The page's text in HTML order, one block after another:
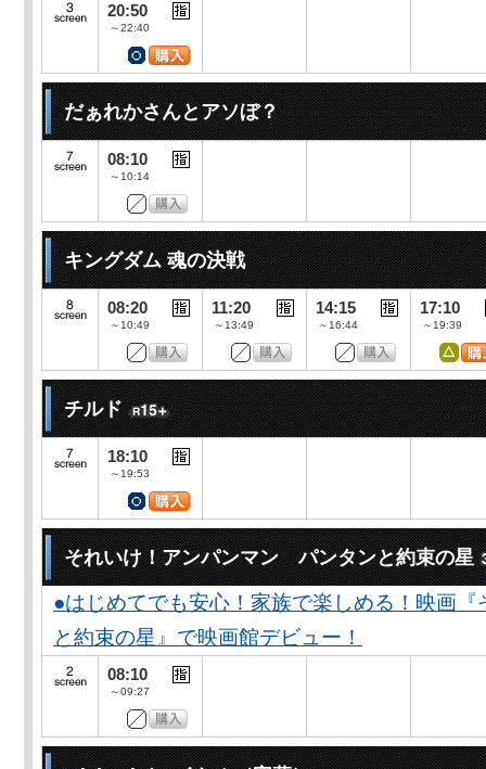
20:50
～22:40
だぁれかさんとアソぼ？
08:10
～10:14
キングダム 魂の決戦
08:20
～10:49
11:20
～13:49
14:15
～16:44
17:10
～19:39
チルド
18:10
～19:53
それいけ！アンパンマン パンタンと約束の星
●はじめてでも安心！家族で楽しめる！映画
と約束の星』で映画館デビュー！
08:10
～09:27